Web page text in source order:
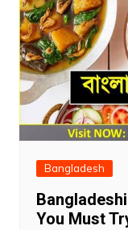
Bangladesh
You Must